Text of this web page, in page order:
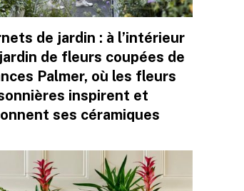
de jardin : à l’intérieur
de fleurs coupées de
Palmer, où les fleurs
inspirent et
ses céramiques